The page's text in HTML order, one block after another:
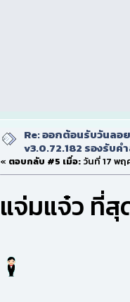
Re: ออกต้อนรับวันลอ
v3.0.72.182 รองรับ
« ตอบกลับ #5 เมื่อ: วันที่ 17 พฤ
แจ่มแจ๋ว ที่